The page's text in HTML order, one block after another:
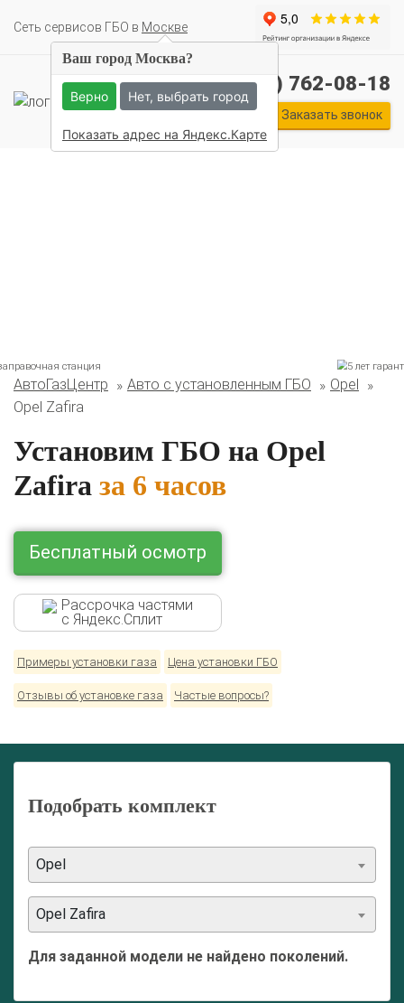
Cеть сервисов ГБО в Москве
Lexus Mazda Mercedes Mitsubishi
Nissan
Renault
+7 (495) 762-08-18
Заказать звонок
АвтоГазЦентр Авто с установленным ГБО
Opel
Opel Zafira
Установим ГБО на Opel
Zafira за 6 часов
Бесплатный осмотр
Рассрочка частями
с Яндекс.Сплит
Примеры установки газа Цена установки ГБО
Отзывы об установке газа Частые вопросы?
Подобрать комплект
Opel
Opel Zafira
Для заданной модели не найдено поколений.
Ваш город Москва?
Верно Нет, выбрать город
Показать адрес на Яндекс.Карте